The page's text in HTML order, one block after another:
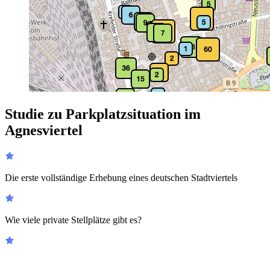
Studie zu Parkplatzsituation im
Agnesviertel
Die erste vollständige Erhebung eines deutschen Stadtviertels
Wie viele private Stellplätze gibt es?